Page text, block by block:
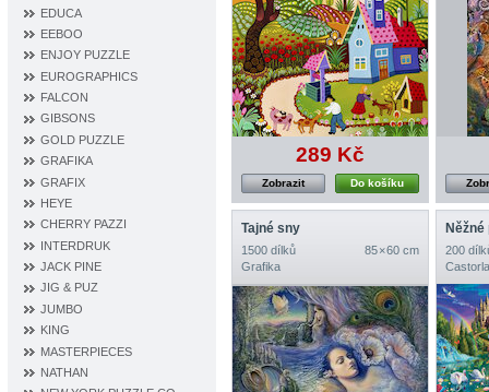
EDUCA
EEBOO
ENJOY PUZZLE
EUROGRAPHICS
FALCON
GIBSONS
GOLD PUZZLE
GRAFIKA
GRAFIX
HEYE
CHERRY PAZZI
INTERDRUK
JACK PINE
JIG & PUZ
JUMBO
KING
MASTERPIECES
NATHAN
289 Kč
Do košíku
Zobrazit
Tajné sny
1500 dílků
85 × 60 cm
Grafika
200